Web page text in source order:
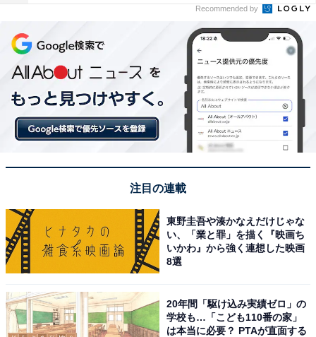
Recommended by
注目の連載
東野圭吾や湊かなえだけじゃな
い、「業と罪」を描く『映画ち
いかわ』から強く連想した映画
8選
20年間「駆け込み実績ゼロ」の
学校も…「こども110番の家」
は本当に必要？ PTAが直面する